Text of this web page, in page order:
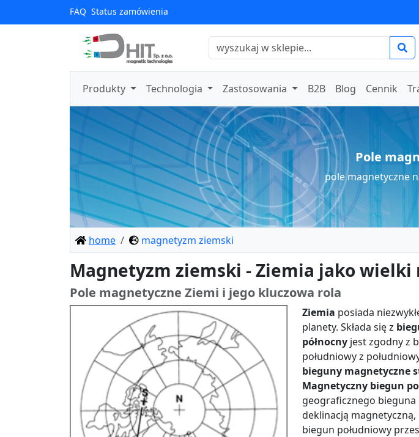
FAQ Status zamówienia
Produkty Technologia Zastosowania B2B Blog Cennik
Pole
pole magnetyczne
home magnetyzm ziemski
Magnetyzm ziemski - Ziemia jako wielki
Pole magnetyczne Ziemi i jego kluczowa rola
Ziemia posiada
planety. Składa się z
północny jest zgodny z
południowy z
bieguny magnetyczne
Magnetyczny biegun
geograficznego bieguna
deklinacją magnetyczną,
biegun południowy